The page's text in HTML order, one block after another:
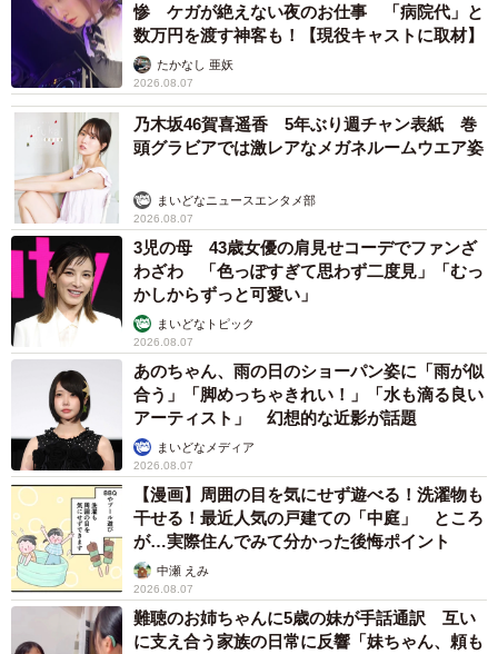
惨 ケガが絶えない夜のお仕事 「病院代」と
数万円を渡す神客も！【現役キャストに取材】
たかなし 亜妖
2026.08.07
乃木坂46賀喜遥香 5年ぶり週チャン表紙 巻
頭グラビアでは激レアなメガネルームウエア姿
まいどなニュースエンタメ部
2026.08.07
3児の母 43歳女優の肩見せコーデでファンざ
わざわ 「色っぽすぎて思わず二度見」「むっ
かしからずっと可愛い」
まいどなトピック
2026.08.07
あのちゃん、雨の日のショーパン姿に「雨が似
合う」「脚めっちゃきれい！」「水も滴る良い
アーティスト」 幻想的な近影が話題
まいどなメディア
2026.08.07
【漫画】周囲の目を気にせず遊べる！洗濯物も
干せる！最近人気の戸建ての「中庭」 ところ
が…実際住んでみて分かった後悔ポイント
中瀬 えみ
2026.08.07
難聴のお姉ちゃんに5歳の妹が手話通訳 互い
に支え合う家族の日常に反響「妹ちゃん、頼も